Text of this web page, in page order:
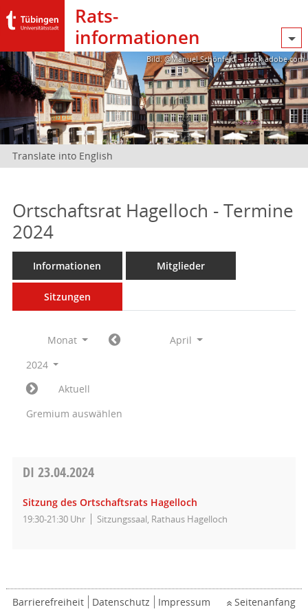
Rats­
informationen
Bild: @Manuel Schönfeld – stock.adobe.com
Translate into English
Ortschaftsrat Hagelloch - Termine
2024
Informationen Mitglieder
Sitzungen
Monat
April
2024
Aktuell
Gremium auswählen
DI 23.04.2024
Sitzung des Ortschaftsrats Hagelloch
19:30-21:30 Uhr Sitzungssaal, Rathaus Hagelloch
Barrierefreiheit Datenschutz Impressum Seitenanfang